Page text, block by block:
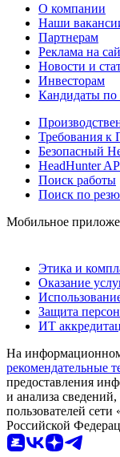
О компании
Наши
Партнерам
Реклама на
Новости и
Инвесторам
Кандидаты по
Требования к
Безопасный
HeadHunter
Поиск работы
Поиск по
Мобильное
Этика и
Оказание
Защита
ИТ
На
рекомендательные
предоставления
и анализа
пользователей
Российской